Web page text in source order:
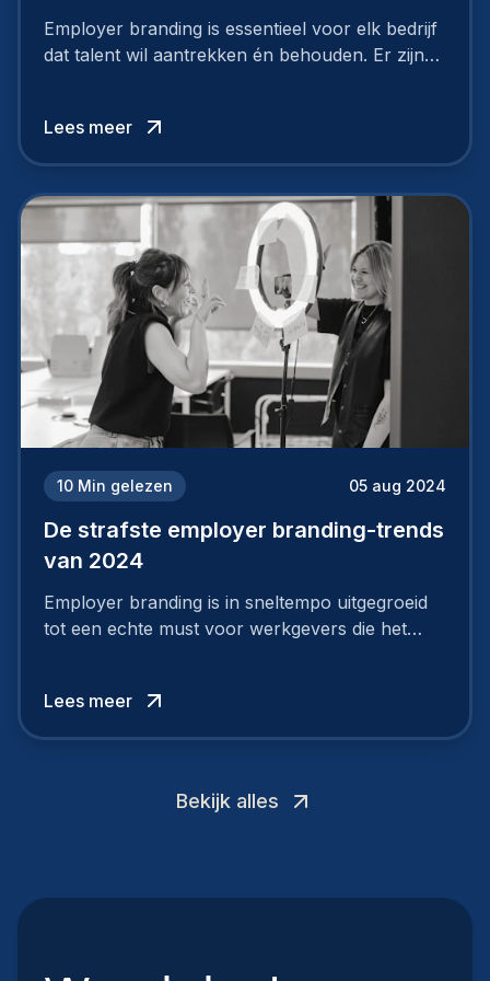
Employer branding is essentieel voor elk bedrijf
dat talent wil aantrekken én behouden. Er zijn
niet van vandaag op morgen. Hoe pak je dat
aan, starten met employer branding?
Lees meer
10 Min gelezen 05 aug 2024
De strafste employer branding-trends
van 2024
Employer branding is in sneltempo uitgegroeid
tot een echte must voor werkgevers die het
Lees meer
Bekijk alles